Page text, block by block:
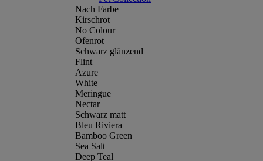
Nach Farbe
Kirschrot
No Colour
Ofenrot
Schwarz glänzend
Flint
Azure
White
Meringue
Nectar
Schwarz matt
Bleu Riviera
Bamboo Green
Sea Salt
Deep Teal